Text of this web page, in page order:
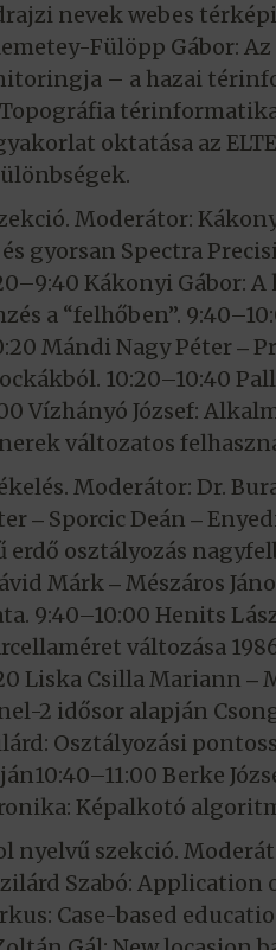
nevek webes
Fülöpp Gábor:
– a hazai
oktatása az
Moderátor:
gyorsan Spectra
Kákonyi Gábor:
a “felhőben”.
Mándi Nagy Péter ‒
10:20–10:40
Vízhányó József:
változatos
Moderátor: Dr.
‒ Sporcic Deán ‒
erdő osztályozás
Márk ‒ Mészáros
9:40–10:00 Henits
változása
Liska Csilla Mariann
2 idősor alapján
Osztályozási
Berke
Képalkotó
nyelvű szekció.
Szabó:
Case-based